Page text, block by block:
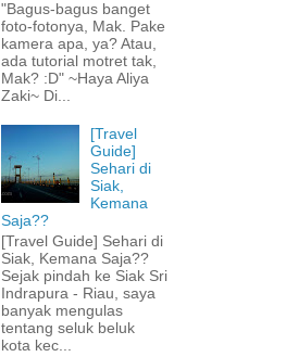
"Bagus-bagus banget
foto-fotonya, Mak. Pake
kamera apa, ya? Atau,
ada tutorial motret tak,
Mak? :D" ~Haya Aliya
Zaki~ Di...
[Travel
Guide]
Sehari di
Siak,
Kemana
Saja??
[Travel Guide] Sehari di
Siak, Kemana Saja??
Sejak pindah ke Siak Sri
Indrapura - Riau, saya
banyak mengulas
tentang seluk beluk
kota kec...